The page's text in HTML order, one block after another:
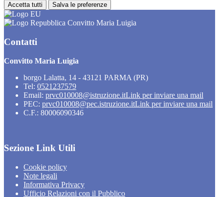
Accetta tutti Salva le preferenze
Convitto Maria Luigia
Contatti
Convitto Maria Luigia
borgo Lalatta, 14 - 43121 PARMA (PR)
Tel: 0521237579
Email: prvc010008@istruzione.itLink per inviare una mail
PEC: prvc010008@pec.istruzione.itLink per inviare una mail
C.F.: 80006090346
Sezione Link Utili
Cookie policy
Note legali
Informativa Privacy
Ufficio Relazioni con il Pubblico